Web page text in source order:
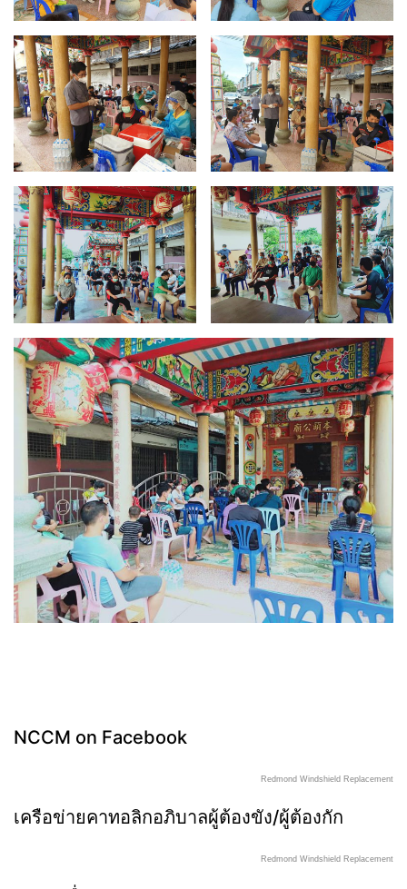
NCCM on Facebook
Redmond Windshield Replacement
เครือข่ายคาทอลิกอภิบาลผู้ต้องขัง/ผู้ต้องกัก
Redmond Windshield Replacement